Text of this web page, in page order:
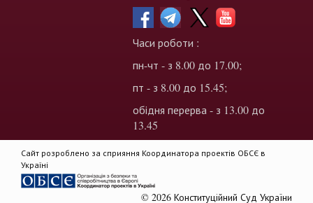
Часи роботи :
пн-чт - з 8.00 до 17.00;
пт - з 8.00 до 15.45;
обідня перерва - з 13.00 до
13.45
Сайт розроблено за сприяння Координатора проектів ОБСЄ в
Україні
© 2026 Конституційний Суд України